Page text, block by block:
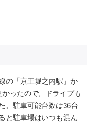
の「京王堀之内駅」か
ったので、ドライブも
。駐車可能台数は36台
と駐車場はいつも混ん